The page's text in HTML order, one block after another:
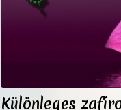
Különleges